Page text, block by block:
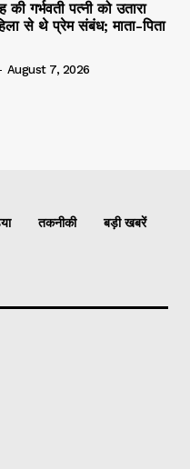
गर्भवती पत्नी को उतारा
से थे प्रेम संबंध; माता-पिता
August 7, 2026
तकनीकी बड़ी खबरें